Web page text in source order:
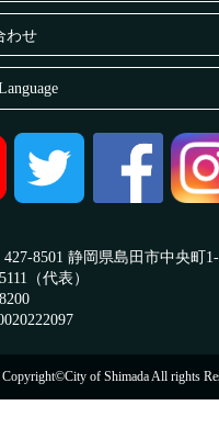
わせ
8501 静岡県島田市中央町
（代表）
8200
Copyright©City of Shimada All rights